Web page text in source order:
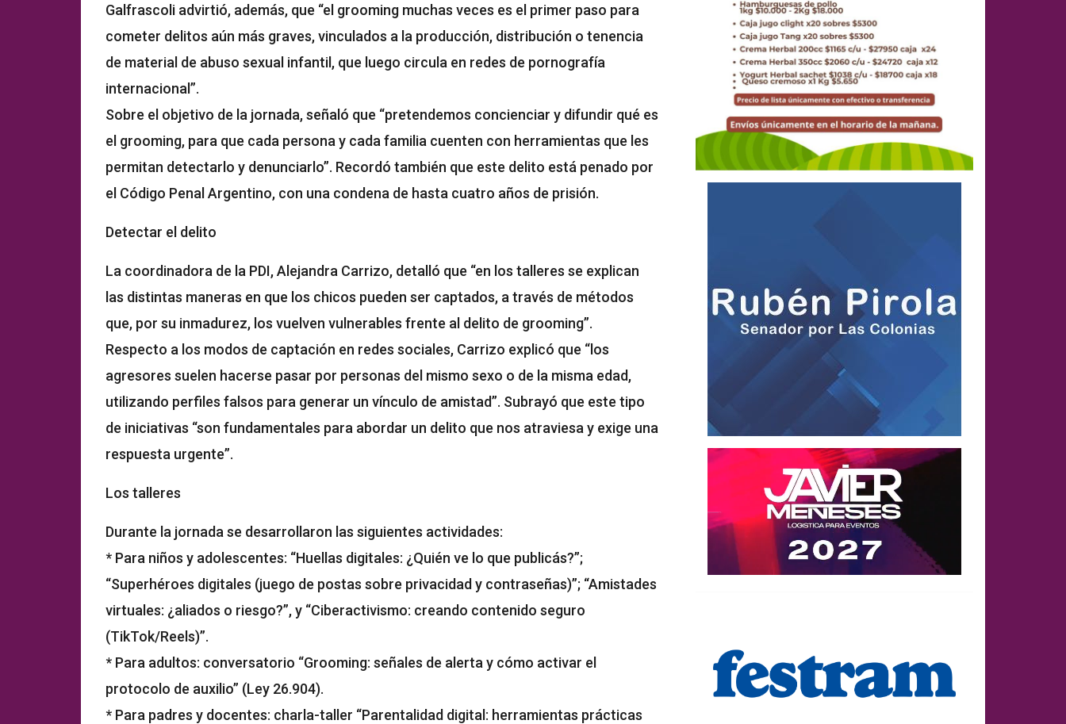
Galfrascoli advirtió, además, que “el grooming muchas veces es el primer paso para
cometer delitos aún más graves, vinculados a la producción, distribución o tenencia
de material de abuso sexual infantil, que luego circula en redes de pornografía
internacional”.
Sobre el objetivo de la jornada, señaló que “pretendemos concienciar y difundir qué es
el grooming, para que cada persona y cada familia cuenten con herramientas que les
permitan detectarlo y denunciarlo”. Recordó también que este delito está penado por
el Código Penal Argentino, con una condena de hasta cuatro años de prisión.
Detectar el delito
La coordinadora de la PDI, Alejandra Carrizo, detalló que “en los talleres se explican
las distintas maneras en que los chicos pueden ser captados, a través de métodos
que, por su inmadurez, los vuelven vulnerables frente al delito de grooming”.
Respecto a los modos de captación en redes sociales, Carrizo explicó que “los
agresores suelen hacerse pasar por personas del mismo sexo o de la misma edad,
utilizando perfiles falsos para generar un vínculo de amistad”. Subrayó que este tipo
de iniciativas “son fundamentales para abordar un delito que nos atraviesa y exige una
respuesta urgente”.
Los talleres
Durante la jornada se desarrollaron las siguientes actividades:
* Para niños y adolescentes: “Huellas digitales: ¿Quién ve lo que publicás?”;
“Superhéroes digitales (juego de postas sobre privacidad y contraseñas)”; “Amistades
virtuales: ¿aliados o riesgo?”, y “Ciberactivismo: creando contenido seguro
(TikTok/Reels)”.
* Para adultos: conversatorio “Grooming: señales de alerta y cómo activar el
protocolo de auxilio” (Ley 26.904).
* Para padres y docentes: charla-taller “Parentalidad digital: herramientas prácticas